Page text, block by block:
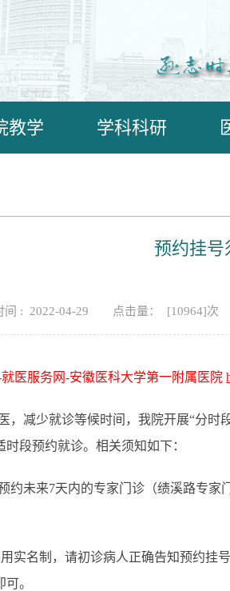
教学 学科科研
预约挂号
间 : 2022-04-29 点击量： [10964]次
就医服务网-安徽医科大学第一附属医院
，减少就诊等候时间，我院开展“分
段预约就诊。相关须知如下：
约未来7天内的专家门诊（绩溪路专家
实名制，请初诊病人正确告知预约挂
。